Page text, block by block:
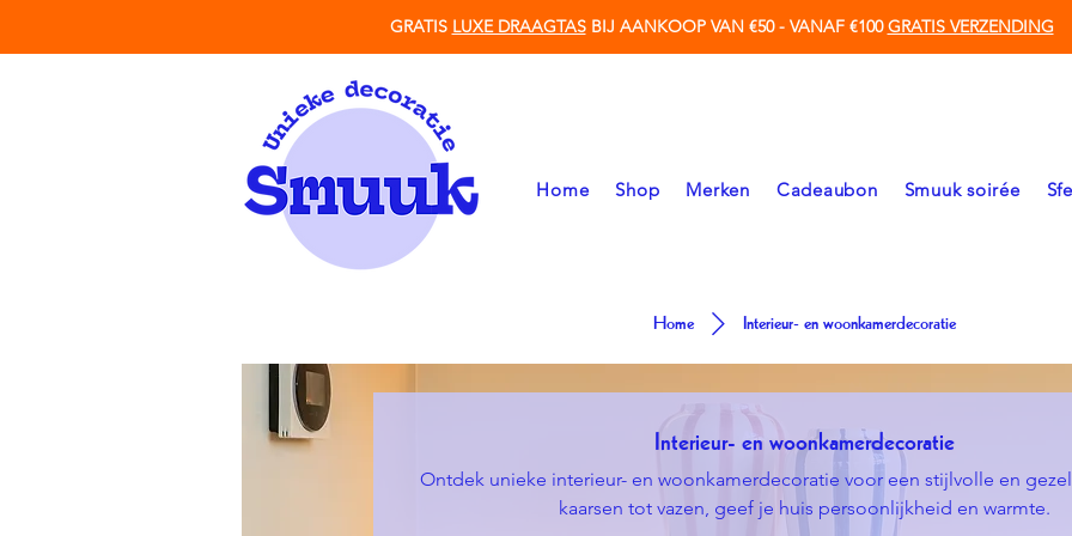
GRATIS LUXE DRAAGTASBIJ AANKOOP VAN €50 - VANAF €100GRATIS VERZENDING
Home Shop Merken Cadeaubon Smuuk soirée
Home Interieur- en woonkamerdecoratie
Interieur- en woonkamerdecoratie
Ontdek unieke interieur- en woonkamerdecoratie voor een stijlvolle en
kaarsen tot vazen, geef je huis persoonlijkheid en warmte.